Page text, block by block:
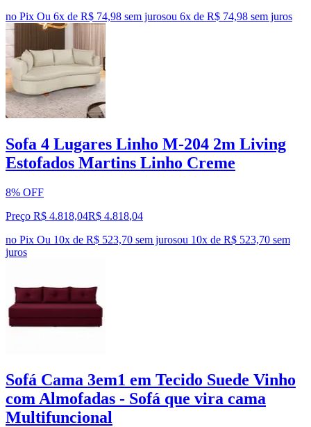
no Pix Ou 6x de R$ 74,98 sem jurosou 6x de R$ 74,98 sem juros
Sofa 4 Lugares Linho M-204 2m Living
Estofados Martins Linho Creme
8% OFF
Preço R$ 4.818,04R$ 4.818,04
no Pix Ou 10x de R$ 523,70 sem jurosou 10x de R$ 523,70 sem
juros
Sofá Cama 3em1 em Tecido Suede Vinho
com Almofadas - Sofá que vira cama
Multifuncional